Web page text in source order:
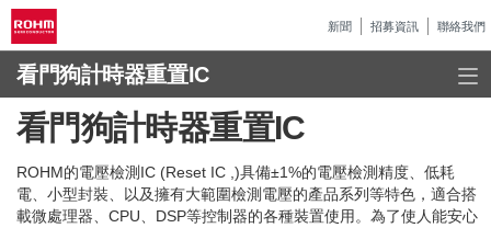
新聞 招募資訊 聯絡我們
看門狗計時器重置IC
看門狗計時器重置IC
ROHM的電壓檢測IC (Reset IC ,)具備±1%的電壓檢測精度、低耗
電、小型封裝、以及擁有大範圍檢測電壓的產品系列等特色，適合搭
載微處理器、CPU、DSP等控制器的各種裝置使用。為了使人能安心